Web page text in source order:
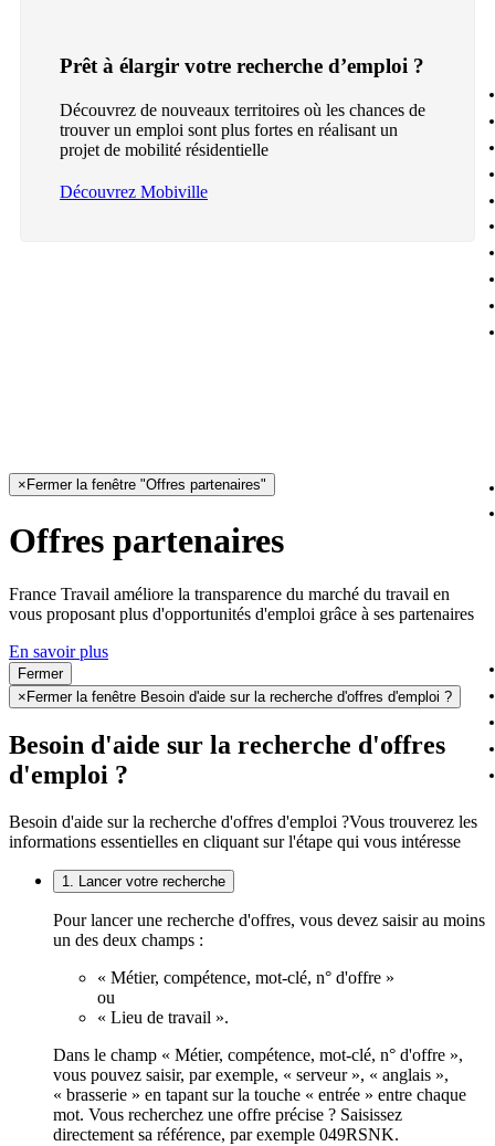
Prêt à élargir votre recherche d’emploi ?
Découvrez de nouveaux territoires où les chances de
trouver un emploi sont plus fortes en réalisant un
projet de mobilité résidentielle
Découvrez Mobiville
× Fermer la fenêtre "Offres partenaires"
Offres partenaires
France Travail améliore la transparence du marché du travail en
vous proposant plus d'opportunités d'emploi grâce à ses partenaires
En savoir plus
Fermer
× Fermer la fenêtre Besoin d'aide sur la recherche d'offres d'emploi ?
Besoin d'aide sur la recherche d'offres
d'emploi ?
Besoin d'aide sur la recherche d'offres d'emploi ?Vous trouverez les
informations essentielles en cliquant sur l'étape qui vous intéresse
1. Lancer votre recherche
Pour lancer une recherche d'offres, vous devez saisir au moins
un des deux champs :
« Métier, compétence, mot-clé, n° d'offre »
ou
« Lieu de travail ».
Dans le champ « Métier, compétence, mot-clé, n° d'offre »,
vous pouvez saisir, par exemple, « serveur », « anglais »,
« brasserie » en tapant sur la touche « entrée » entre chaque
mot. Vous recherchez une offre précise ? Saisissez
directement sa référence, par exemple 049RSNK.